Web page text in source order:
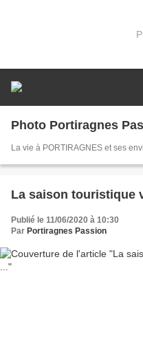
Photo Portiragnes
La vie à PORTIRAGNES et ses
La saison touristique
Publié le 11/06/2020 à 10:30
Par Portiragnes Passion